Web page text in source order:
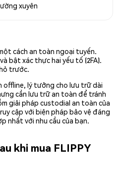
xuyên
cách an toàn ngoại tuyến.
bật xác thực hai yếu tố (2FA).
trước.
offline, lý tưởng cho lưu trữ dài
cần lưu trữ an toàn để tránh
giải pháp custodial an toàn của
cập với biện pháp bảo vệ đáng
nhất với nhu cầu của bạn.
khi mua FLIPPY